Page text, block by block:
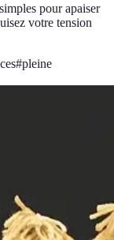
pour apaiser
votre tension
#pleine